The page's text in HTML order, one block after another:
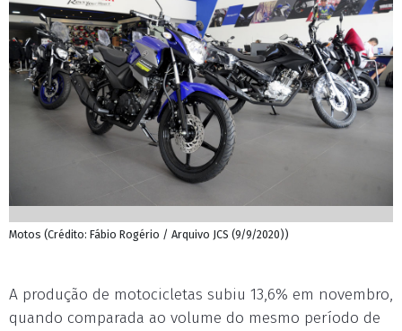
Motos (Crédito: Fábio Rogério / Arquivo JCS (9/9/2020))
A produção de motocicletas subiu 13,6% em novembro,
quando comparada ao volume do mesmo período de